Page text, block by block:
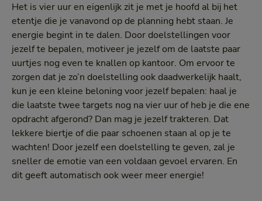
Het is vier uur en eigenlijk zit je met je hoofd al bij het
etentje die je vanavond op de planning hebt staan. Je
energie begint in te dalen. Door doelstellingen voor
jezelf te bepalen, motiveer je jezelf om de laatste paar
uurtjes nog even te knallen op kantoor. Om ervoor te
zorgen dat je zo’n doelstelling ook daadwerkelijk haalt,
kun je een kleine beloning voor jezelf bepalen: haal je
die laatste twee targets nog na vier uur of heb je die ene
opdracht afgerond? Dan mag je jezelf trakteren. Dat
lekkere biertje of die paar schoenen staan al op je te
wachten! Door jezelf een doelstelling te geven, zal je
sneller de emotie van een voldaan gevoel ervaren. En
dit geeft automatisch ook weer meer energie!